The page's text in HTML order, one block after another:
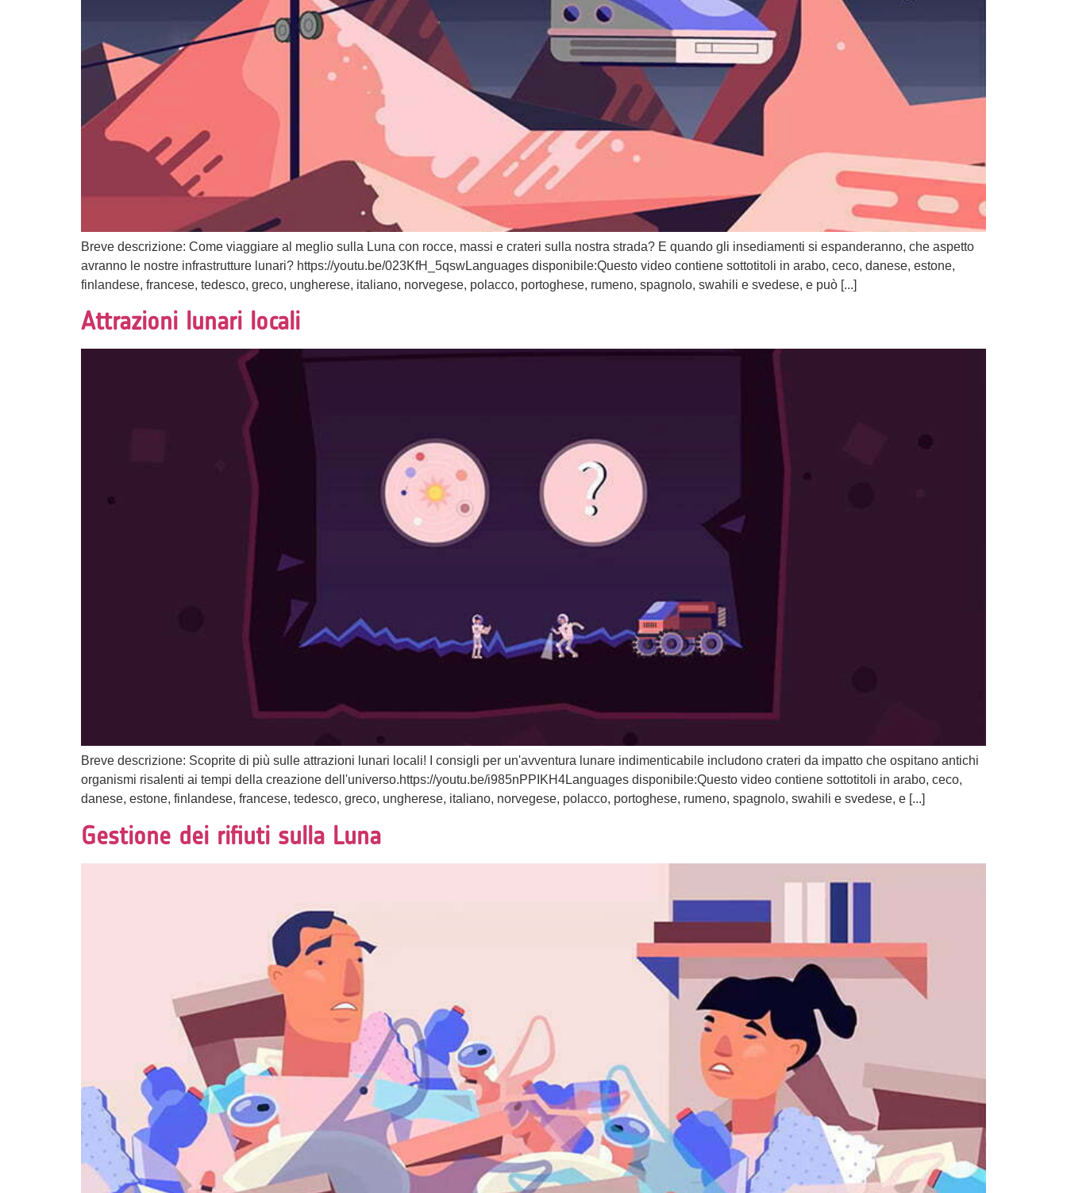
Breve descrizione: Come viaggiare al meglio sulla Luna con rocce, massi e crateri sulla nostra strada? E quando gli insediamenti si espanderanno, che aspetto
avranno le nostre infrastrutture lunari? https://youtu.be/023KfH_5qswLanguages disponibile:Questo video contiene sottotitoli in arabo, ceco, danese, estone,
finlandese, francese, tedesco, greco, ungherese, italiano, norvegese, polacco, portoghese, rumeno, spagnolo, swahili e svedese, e può [...]
Attrazioni lunari locali
Breve descrizione: Scoprite di più sulle attrazioni lunari locali! I consigli per un'avventura lunare indimenticabile includono crateri da impatto che ospitano antichi
organismi risalenti ai tempi della creazione dell'universo.https://youtu.be/i985nPPIKH4Languages disponibile:Questo video contiene sottotitoli in arabo, ceco,
danese, estone, finlandese, francese, tedesco, greco, ungherese, italiano, norvegese, polacco, portoghese, rumeno, spagnolo, swahili e svedese, e [...]
Gestione dei rifiuti sulla Luna